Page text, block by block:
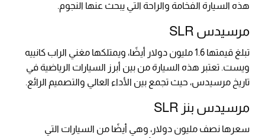
هذه السيارة الفخامة والراحة التي يبحث عنها النجوم.
مرسيدس SLR
تبلغ قيمتها 1.6 مليون دولار أيضًا، ويمتلكها مغني الراب كانييه
ويست. تعتبر هذه السيارة من بين أبرز السيارات الرياضية في
تاريخ مرسيدس، حيث تجمع بين الأداء العالي والتصميم الرائع.
مرسيدس بنز SLR
سعرها نصف مليون دولار، وهي أيضًا من السيارات التي